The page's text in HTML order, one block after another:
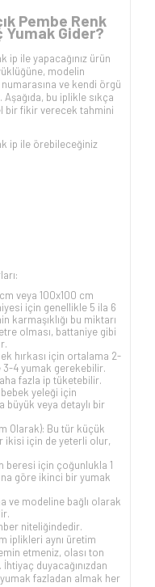
Pembe Renk
Yumak Gider?
ip ile yapacağınız ürün
modelin
numarasına ve kendi örgü
Aşağıda, bu iplikle sıkça
bir fikir verecek tahmini
ip ile örebileceğiniz
veya 100x100 cm
için genellikle 5 ila 6
karmaşıklığı bu miktarı
olması, battaniye gibi
hırkası için ortalama 2-
4 yumak gerekebilir.
fazla ip tüketebilir.
yeleği için
büyük veya detaylı bir
Olarak): Bu tür küçük
ikisi için de yeterli olur,
beresi için çoğunlukla 1
göre ikinci bir yumak
ve modeline bağlı olarak
niteliğindedir.
iplikleri aynı üretim
etmeniz, olası ton
duyacağınızdan
fazladan almak her